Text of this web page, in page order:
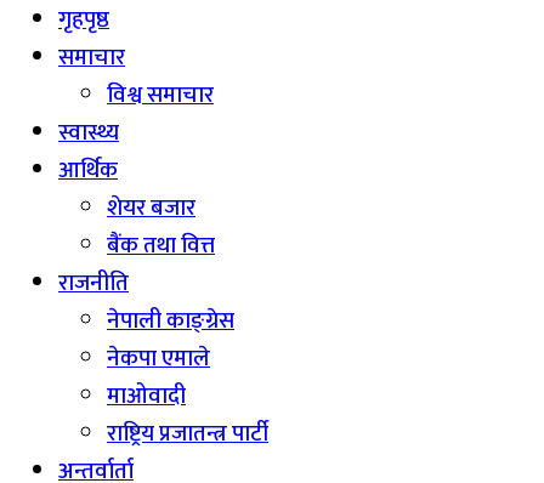
गृहपृष्ठ
समाचार
विश्व समाचार
स्वास्थ्य
आर्थिक
शेयर बजार
बैंक तथा वित्त
राजनीति
नेपाली काङ्ग्रेस
नेकपा एमाले
माओवादी
राष्ट्रिय प्रजातन्त्र पार्टी
अन्तर्वार्ता